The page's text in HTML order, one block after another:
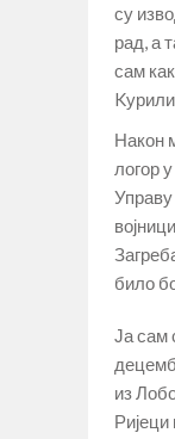
су
рад, а
сам
Након
логор
било
Ја сам
из
Ријеци